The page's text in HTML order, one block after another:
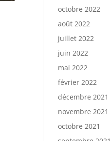
octobre 2022
août 2022
juillet 2022
juin 2022
mai 2022
février 2022
décembre 2021
novembre 2021
octobre 2021